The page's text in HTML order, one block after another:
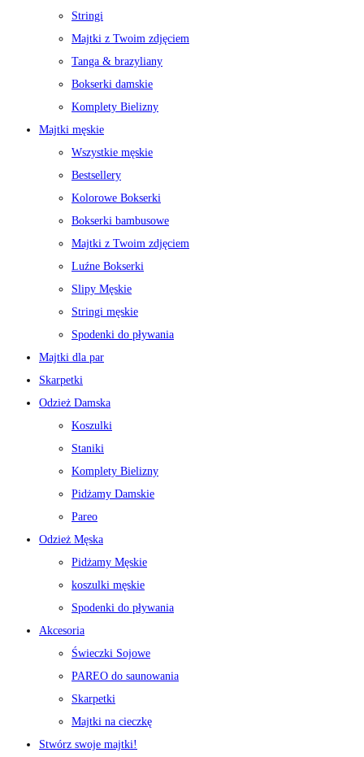
Stringi
Majtki z Twoim zdjęciem
Tanga & brazyliany
Bokserki damskie
Komplety Bielizny
Majtki męskie
Wszystkie męskie
Bestsellery
Kolorowe Bokserki
Bokserki bambusowe
Majtki z Twoim zdjęciem
Luźne Bokserki
Slipy Męskie
Stringi męskie
Spodenki do pływania
Majtki dla par
Skarpetki
Odzież Damska
Koszulki
Staniki
Komplety Bielizny
Pidżamy Damskie
Pareo
Odzież Męska
Pidżamy Męskie
koszulki męskie
Spodenki do pływania
Akcesoria
Świeczki Sojowe
PAREO do saunowania
Skarpetki
Majtki na cieczkę
Stwórz swoje majtki!